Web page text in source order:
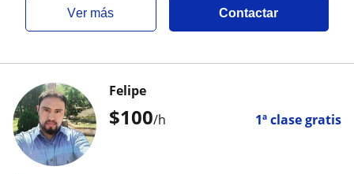
ver más Contactar
$100/h 1ª clase gratis
Felipe